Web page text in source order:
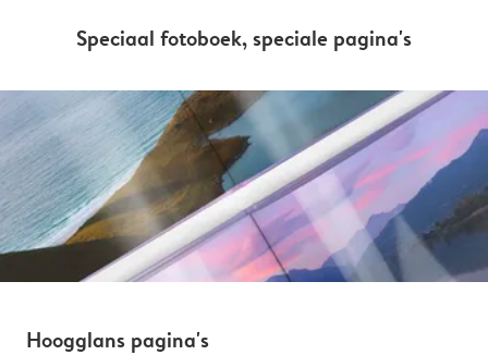
Speciaal fotoboek, speciale pagina's
Hoogglans pagina's